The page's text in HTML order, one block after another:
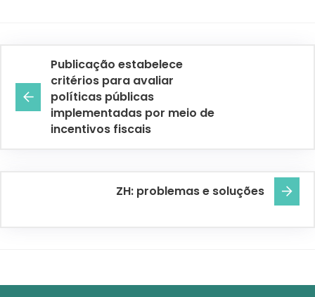
Publicação estabelece
critérios para avaliar
políticas públicas
implementadas por meio de
incentivos fiscais
ZH: problemas e soluções